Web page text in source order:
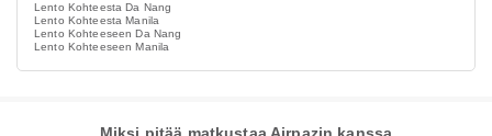
Lento Kohteesta Da Nang
Lento Kohteesta Manila
Lento Kohteeseen Da Nang
Lento Kohteeseen Manila